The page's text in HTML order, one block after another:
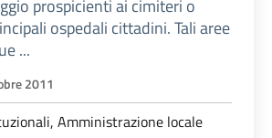
prospicienti ai cimiteri o
ospedali cittadini. Tali aree
...
2011
Amministrazione locale